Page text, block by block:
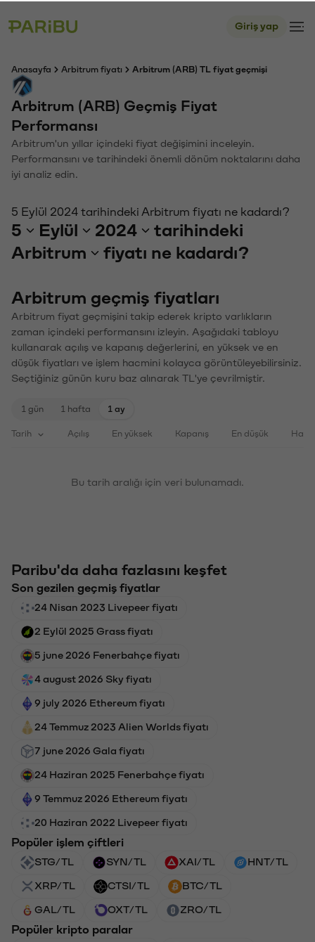
Giriş yap
Anasayfa Arbitrum fiyatı Arbitrum (ARB) TL fiyat geçmişi
Arbitrum (ARB) Geçmiş Fiyat
Performansı
Arbitrum'un yıllar içindeki fiyat değişimini inceleyin.
Performansını ve tarihindeki önemli dönüm noktalarını daha
iyi analiz edin.
5 Eylül 2024 tarihindeki Arbitrum fiyatı ne kadardı?
5 Eylül 2024
tarihindeki
Arbitrum
fiyatı ne kadardı?
Arbitrum geçmiş fiyatları
Arbitrum fiyat geçmişini takip ederek kripto varlıkların
zaman içindeki performansını izleyin. Aşağıdaki tabloyu
kullanarak açılış ve kapanış değerlerini, en yüksek ve en
düşük fiyatları ve işlem hacmini kolayca görüntüleyebilirsiniz.
Seçtiğiniz günün kuru baz alınarak TL'ye çevrilmiştir.
1 gün 1 hafta 1 ay
Tarih Açılış En yüksek Kapanış En düşük
Bu tarih aralığı için veri bulunamadı.
Paribu'da daha fazlasını keşfet
Son gezilen geçmiş fiyatlar
24 Nisan 2023 Livepeer fiyatı
2 Eylül 2025 Grass fiyatı
5 june 2026 Fenerbahçe fiyatı
4 august 2026 Sky fiyatı
9 july 2026 Ethereum fiyatı
24 Temmuz 2023 Alien Worlds fiyatı
7 june 2026 Gala fiyatı
24 Haziran 2025 Fenerbahçe fiyatı
9 Temmuz 2026 Ethereum fiyatı
20 Haziran 2022 Livepeer fiyatı
Popüler işlem çiftleri
STG/TL SYN/TL XAI/TL HNT/TL
XRP/TL CTSI/TL BTC/TL
GAL/TL OXT/TL ZRO/TL
Popüler kripto paralar